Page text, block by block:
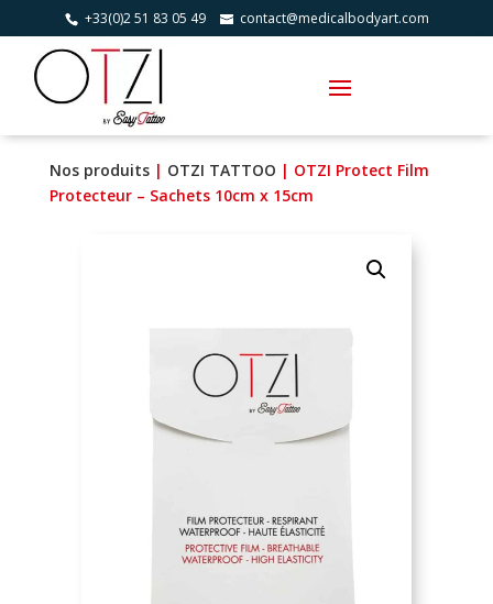
+33(0)2 51 83 05 49 contact@medicalbodyart.com
Nos produits| OTZI TATTOO | OTZI Protect Film
Protecteur – Sachets 10cm x 15cm